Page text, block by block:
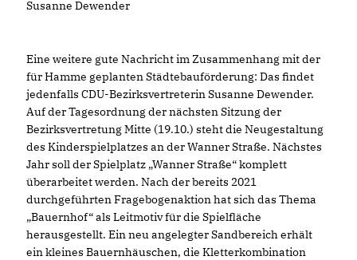
Susanne Dewender
Eine weitere gute Nachricht im Zusammenhang mit der
für Hamme geplanten Städtebauförderung: Das findet
jedenfalls CDU-Bezirksvertreterin Susanne Dewender.
Auf der Tagesordnung der nächsten Sitzung der
Bezirksvertretung Mitte (19.10.) steht die Neugestaltung
des Kinderspielplatzes an der Wanner Straße. Nächstes
Jahr soll der Spielplatz „Wanner Straße“ komplett
überarbeitet werden. Nach der bereits 2021
durchgeführten Fragebogenaktion hat sich das Thema
Bauernhof“ als Leitmotiv für die Spielfläche
herausgestellt. Ein neu angelegter Sandbereich erhält
ein kleines Bauernhäuschen, die Kletterkombination